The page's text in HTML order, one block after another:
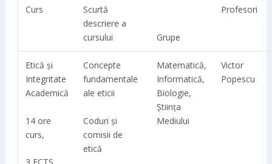
Curs
Scurtă
descriere a
cursului
Grupe
Profesori
Etică și
Integritate
Academică
14 ore
curs,
Concepte
fundamentale
ale eticii
Coduri și
comisii de
etică
Matematică,
Informatică,
Biologie,
Știința
Mediului
Victor
Popescu